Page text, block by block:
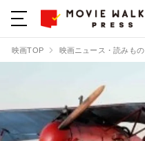
映画TOP 映画ニュース・読みもの